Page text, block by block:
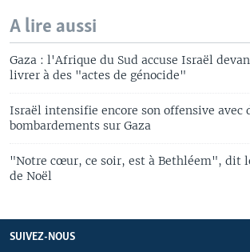
A lire aussi
Gaza : l'Afrique du Sud accuse Israël
livrer à des "actes de génocide"
Israël intensifie encore son offensive avec
bombardements sur Gaza
"Notre cœur, ce soir, est à Bethléem", dit
de Noël
SUIVEZ-NOUS